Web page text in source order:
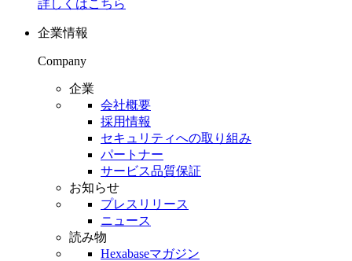
詳しくはこちら
企業情報
Company
企業
会社概要
採用情報
セキュリティへの取り組み
パートナー
サービス品質保証
お知らせ
プレスリリース
ニュース
読み物
Hexabaseマガジン